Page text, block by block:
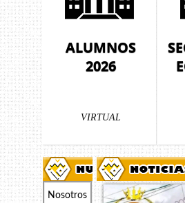
ALUMNOS
2026
VIRTUAL
Nosotros